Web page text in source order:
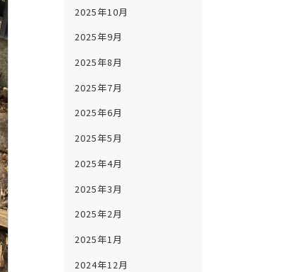
2025年10月
2025年9月
2025年8月
2025年7月
2025年6月
2025年5月
2025年4月
2025年3月
2025年2月
2025年1月
2024年12月